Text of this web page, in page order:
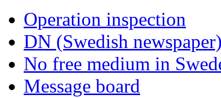
Operation inspection
DN (Swedish
No free medium in
Message board